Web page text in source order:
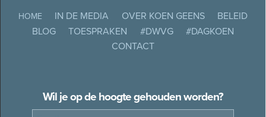
HOME IN DE MEDIA OVER KOEN GEENS
BELEID
BLOG
TOESPRAKEN #DWVG
#DAGKOEN
CONTACT
Wil je op de hoogte gehouden worden?